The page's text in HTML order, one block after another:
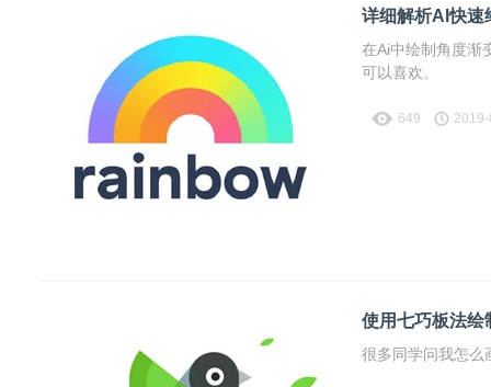
详细解析AI快速
在Ai中绘制角度渐
可以喜欢。
649
使用七巧板法绘
很多同学问我怎么